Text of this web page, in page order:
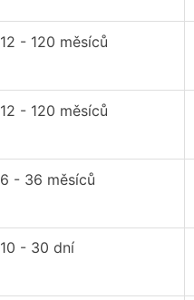
12 - 120 měsíců
12 - 120 měsíců
6 - 36 měsíců
10 - 30 dní